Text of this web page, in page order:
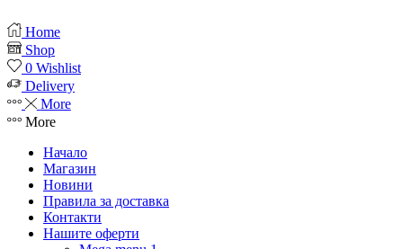
Home
Shop
0 Wishlist
Delivery
More
More
Начало
Магазин
Новини
Правила за доставка
Контакти
Нашите оферти